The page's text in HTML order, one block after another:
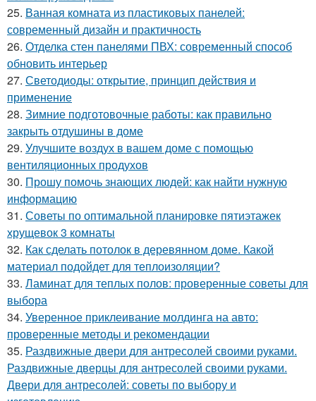
25. Ванная комната из пластиковых панелей:
современный дизайн и практичность
26. Отделка стен панелями ПВХ: современный способ
обновить интерьер
27. Светодиоды: открытие, принцип действия и
применение
28. Зимние подготовочные работы: как правильно
закрыть отдушины в доме
29. Улучшите воздух в вашем доме с помощью
вентиляционных продухов
30. Прошу помочь знающих людей: как найти нужную
информацию
31. Советы по оптимальной планировке пятиэтажек
хрущевок 3 комнаты
32. Как сделать потолок в деревянном доме. Какой
материал подойдет для теплоизоляции?
33. Ламинат для теплых полов: проверенные советы для
выбора
34. Уверенное приклеивание молдинга на авто:
проверенные методы и рекомендации
35. Раздвижные двери для антресолей своими руками.
Раздвижные дверцы для антресолей своими руками.
Двери для антресолей: советы по выбору и